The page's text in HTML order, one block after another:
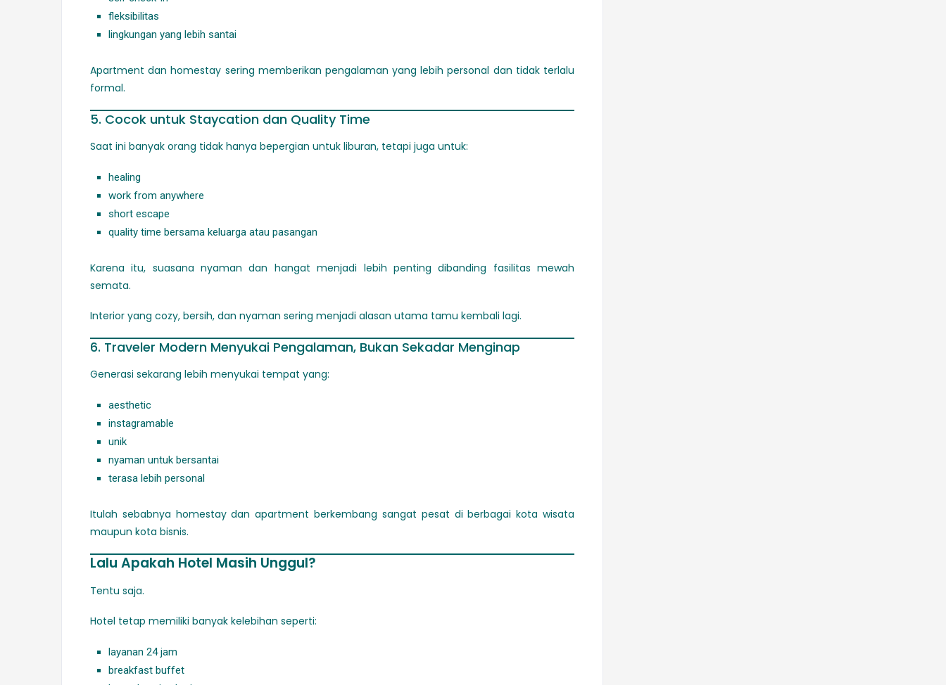
fleksibilitas
lingkungan yang lebih santai
Apartment dan homestay sering memberikan pengalaman yang lebih personal dan tidak terlalu
formal.
5. Cocok untuk Staycation dan Quality Time
Saat ini banyak orang tidak hanya bepergian untuk liburan, tetapi juga untuk:
healing
work from anywhere
short escape
quality time bersama keluarga atau pasangan
Karena itu, suasana nyaman dan hangat menjadi lebih penting dibanding fasilitas mewah
semata.
Interior yang cozy, bersih, dan nyaman sering menjadi alasan utama tamu kembali lagi.
6. Traveler Modern Menyukai Pengalaman, Bukan Sekadar Menginap
Generasi sekarang lebih menyukai tempat yang:
aesthetic
instagramable
unik
nyaman untuk bersantai
terasa lebih personal
Itulah sebabnya homestay dan apartment berkembang sangat pesat di berbagai kota wisata
maupun kota bisnis.
Lalu Apakah Hotel Masih Unggul?
Tentu saja.
Hotel tetap memiliki banyak kelebihan seperti:
layanan 24 jam
breakfast buffet